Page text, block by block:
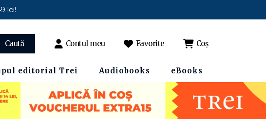
lei!
Caută Contul meu Favorite Coș
editorial Trei Audiobooks eBooks